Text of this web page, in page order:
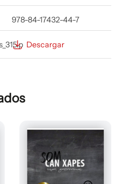
978-84-17432-44-7
Descargar